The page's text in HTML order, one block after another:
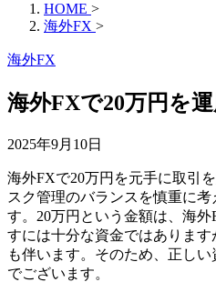
HOME >
海外FX >
海外FX
海外FXで20万円を
2025年9月10日
海外FXで20万円を元手に取引
スク管理のバランスを慎重に
す。20万円という金額は、海
すには十分な資金ではありま
も伴います。そのため、正し
でございます。